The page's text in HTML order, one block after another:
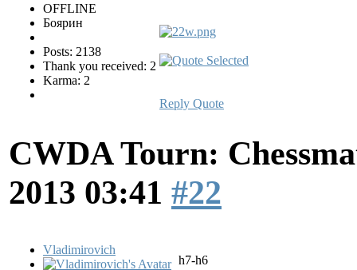
OFFLINE
Боярин
Posts: 2138
Thank you received: 2
Karma: 2
Reply Quote
CWDA Tourn:
2013 03:41 #22
Vladimirovich
h7-h6